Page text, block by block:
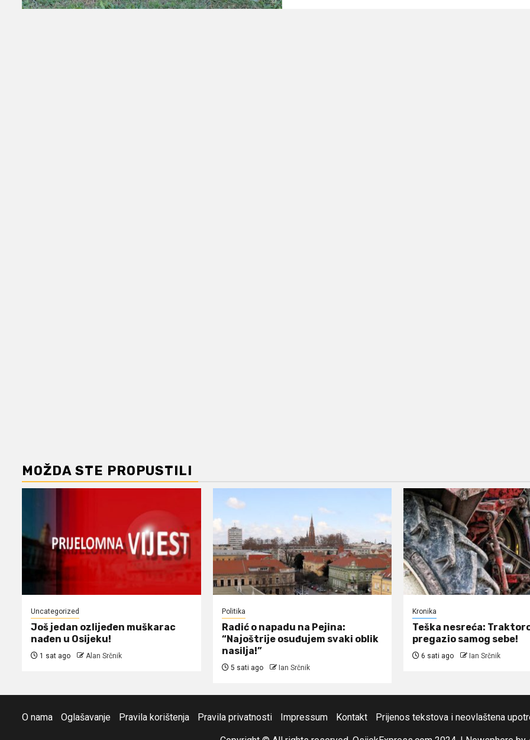
MOŽDA STE PROPUSTILI
Uncategorized
Još jedan ozlijeđen muškarac
nađen u Osijeku!
1 sat ago Alan Srčnik
Politika
Radić o napadu na Pejina:
“Najoštrije osuđujem svaki oblik
nasilja!”
5 sati ago Ian Srčnik
Kronika
Teška nesreća:
pregazio samog sebe!
6 sati ago Ian Srčnik
O nama Oglašavanje Pravila korištenja Pravila privatnosti Impressum Kontakt Prijenos tekstova i neovlaštena